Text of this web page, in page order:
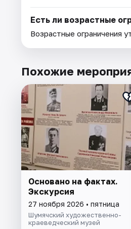
Есть ли возрастные
Возрастные ограничения
Похожие
Основано на фактах.
Экскурсия
27 ноября 2026 • пятница
Шумячский художественно-
краеведческий музей